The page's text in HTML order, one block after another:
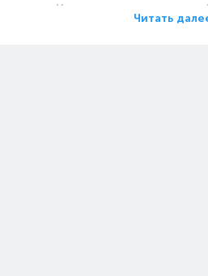
Какие цены на мыши в
Читать